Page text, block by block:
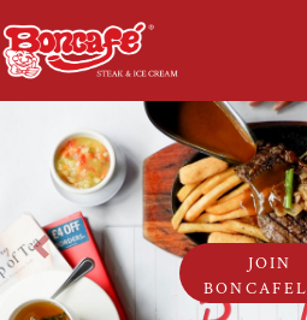
JOIN
Previous